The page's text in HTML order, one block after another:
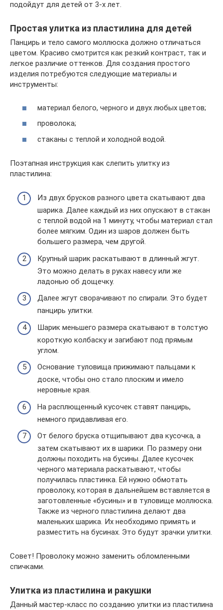
подойдут для детей от 3-х лет.
Простая улитка из пластилина для детей
Панцирь и тело самого моллюска должно отличаться
цветом. Красиво смотрится как резкий контраст, так и
легкое различие оттенков. Для создания простого
изделия потребуются следующие материалы и
инструменты:
материал белого, черного и двух любых цветов;
проволока;
стаканы с теплой и холодной водой.
Поэтапная инструкция как слепить улитку из
пластилина:
Из двух брусков разного цвета скатывают два
шарика. Далее каждый из них опускают в стакан
с теплой водой на 1 минуту, чтобы материал стал
более мягким. Один из шаров должен быть
большего размера, чем другой.
Крупный шарик раскатывают в длинный жгут.
Это можно делать в руках навесу или же
ладонью об дощечку.
Далее жгут сворачивают по спирали. Это будет
панцирь улитки.
Шарик меньшего размера скатывают в толстую
короткую колбаску и загибают под прямым
углом.
Основание туловища прижимают пальцами к
доске, чтобы оно стало плоским и имело
неровные края.
На расплющенный кусочек ставят панцирь,
немного придавливая его.
От белого бруска отщипывают два кусочка, а
затем скатывают их в шарики. По размеру они
должны походить на бусины. Далее кусочек
черного материала раскатывают, чтобы
получилась пластинка. Ей нужно обмотать
проволоку, которая в дальнейшем вставляется в
заготовленные «бусины» и в туловище моллюска.
Также из черного пластилина делают два
маленьких шарика. Их необходимо примять и
разместить на бусинах. Это будут зрачки улитки.
Совет! Проволоку можно заменить обломленными
спичками.
Улитка из пластилина и ракушки
Данный мастер-класс по созданию улитки из пластилина